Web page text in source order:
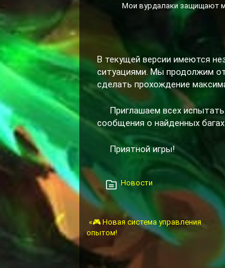
Мои вурдалаки защищают
В текущей версии имеются
ситуациями. Мы продолжим
сделать прохождение
Приглашаем всех
сообщения о найденных
Приятной игры!
Новости
«🎮 Новая система управления
опытом!